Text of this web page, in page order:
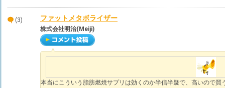
(3) ファットメタボライザー
株式会社明治(Meiji)
本当にこういう脂肪燃焼サプリは効くのか半信半疑で、高いので